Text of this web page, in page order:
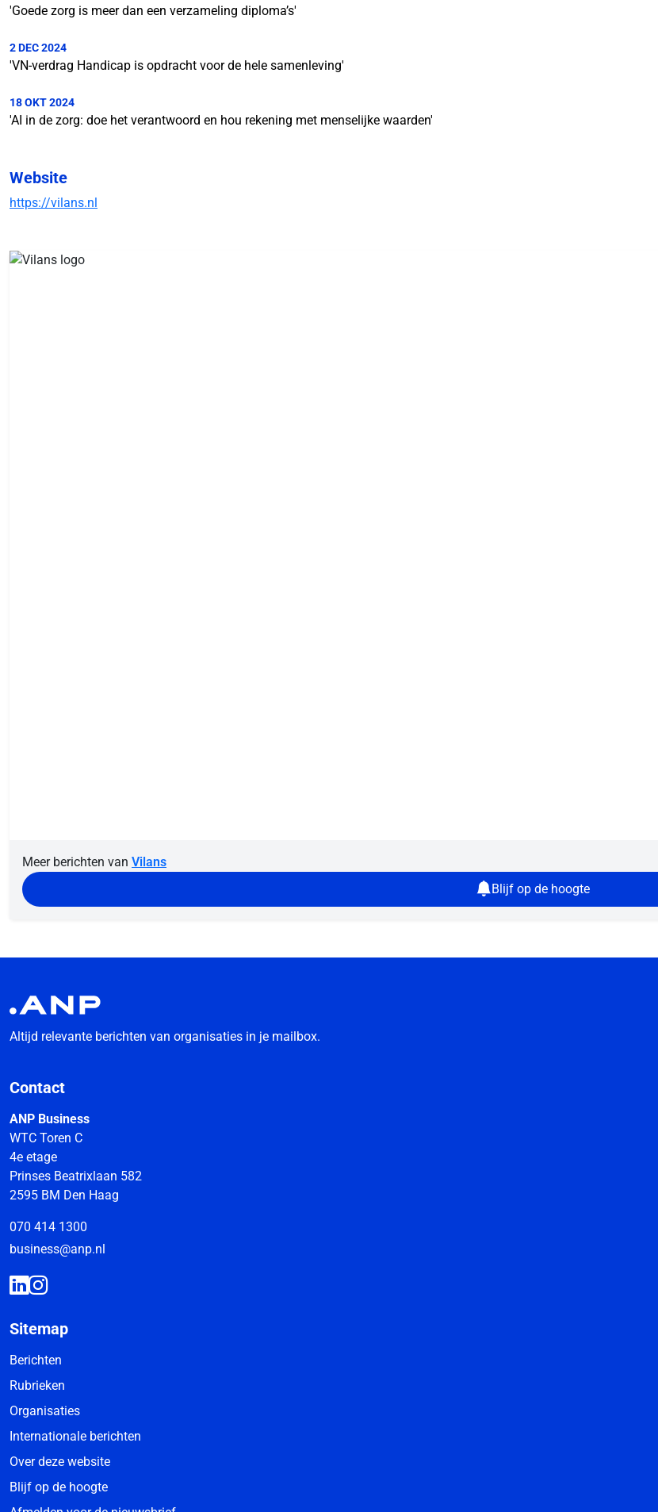
'Goede zorg is meer dan een verzameling diploma’s'
2 DEC 2024
'VN-verdrag Handicap is opdracht voor de hele samenleving'
18 OKT 2024
'AI in de zorg: doe het verantwoord en hou rekening met menselijke waarden'
Website
https://vilans.nl
Meer berichten van Vilans
Blijf op de hoogte
Altijd relevante berichten van organisaties in je mailbox.
Contact
ANP Business
WTC Toren C
4e etage
Prinses Beatrixlaan 582
2595 BM Den Haag
070 414 1300
business@anp.nl
Sitemap
Berichten
Rubrieken
Organisaties
Internationale berichten
Over deze website
Blijf op de hoogte